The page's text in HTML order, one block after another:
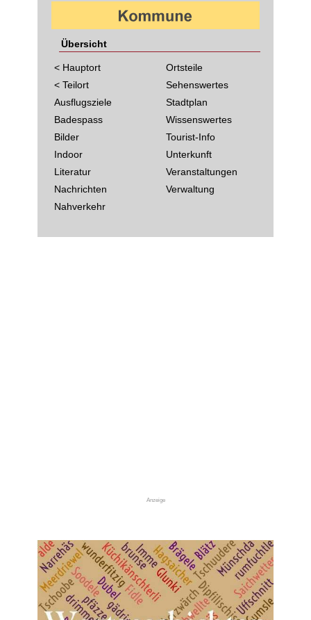
Übersicht
< Hauptort
< Teilort
Ausflugsziele
Badespass
Bilder
Indoor
Literatur
Nachrichten
Nahverkehr
Ortsteile
Sehenswertes
Stadtplan
Wissenswertes
Tourist-Info
Unterkunft
Veranstaltungen
Verwaltung
Anzeige